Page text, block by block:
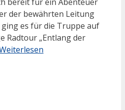
der bewährten Leitung
es für die Truppe auf
Radtour „Entlang der